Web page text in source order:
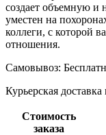
создает объемную
уместен на
коллеги, с которой
отношения.
Самовывоз:
Курьерская
Стоимость
заказа